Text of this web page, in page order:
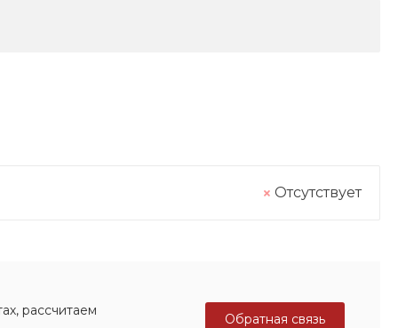
Отсутствует
рассчитаем
Обратная связь